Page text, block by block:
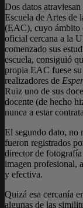
Dos datos
Escuela de Artes de
(EAC), cuyo ámbito
oficial cercana a la
comenzado sus
escuela, consiguió
propia EAC fuese
realizadores de
Ruiz uno de sus
docente (de hecho
nunca a estar
El segundo dato, no
fueron registrados
director de fotografía
imagen profesional,
y efectiva.
Quizá esa cercanía
algunas de las